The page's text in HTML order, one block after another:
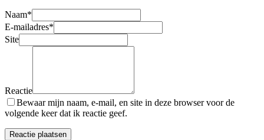
Naam*
E-mailadres*
Site
Reactie
Bewaar mijn naam, e-mail, en site in deze browser voor de
volgende keer dat ik reactie geef.